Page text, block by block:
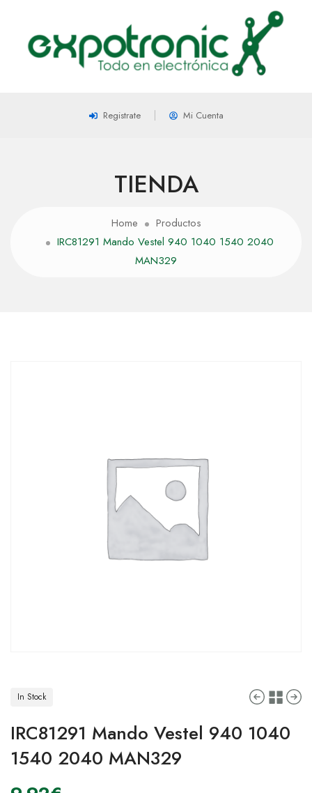
Registrate Mi Cuenta
TIENDA
Home
Productos
IRC81291 Mando Vestel 940 1040 1540 2040
MAN329
In Stock
IRC81291 Mando Vestel 940 1040
1540 2040 MAN329